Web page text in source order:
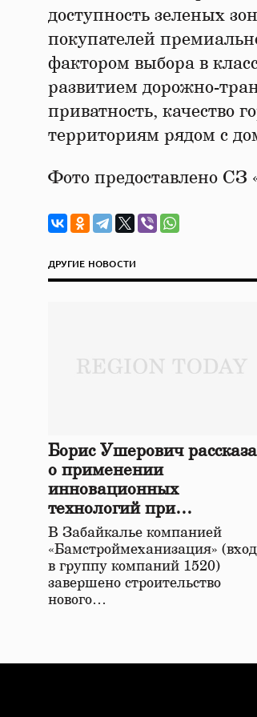
доступность зеленых
покупателей
фактором выбора в
развитием дорожно-
приватность, качество
территориям рядом с
Фото предоставлено СЗ
ДРУГИЕ НОВОСТИ
Борис Ушерович
о применении
инновационных
технологий при
строительстве нового
в Забайкалье
В Забайкалье компанией
«Бамстроймеханизация»
в группу компаний 1520)
завершено строительство
нового…